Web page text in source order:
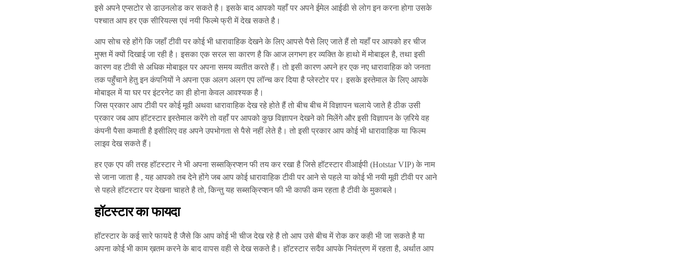
इसे अपने एप्सटोर से डाउनलोड कर सकते है। इसके बाद आपको यहाँ पर अपने ईमेल आईडी से लोग इन करना होगा उसके
पश्चात आप हर एक सीरियल्स एवं नयी फिल्मे फ्री में देख सकते है।
आप सोच रहे होंगे कि जहाँ टीवी पर कोई भी धारावाहिक देखने के लिए आपसे पैसे लिए जाते हैं तो यहाँ पर आपको हर चीज
मुफ्त में क्यों दिखाई जा रही है। इसका एक सरल सा कारण है कि आज लगभग हर व्यक्ति के हाथो में मोबाइल है, तथा इसी
कारण वह टीवी से अधिक मोबाइल पर अपना समय व्यतीत करते हैं। तो इसी कारण अपने हर एक नए धारावाहिक को जनता
तक पहुँचाने हेतु इन कंपनियों ने अपना एक अलग अलग एप लॉन्च कर दिया है प्लेस्टोर पर। इसके इस्तेमाल के लिए आपके
मोबाइल में या घर पर इंटरनेट का ही होना केवल आवश्यक है।
जिस प्रकार आप टीवी पर कोई मूवी अथवा धारावाहिक देख रहे होते हैं तो बीच बीच में विज्ञापन चलाये जाते है ठीक उसी
प्रकार जब आप हॉटस्टार इस्तेमाल करेंगे तो वहाँ पर आपको कुछ विज्ञापन देखने को मिलेंगे और इसी विज्ञापन के ज़रिये वह
कंपनी पैसा कमाती है इसीलिए वह अपने उपभोगता से पैसे नहीं लेते है। तो इसी प्रकार आप कोई भी धारावाहिक या फिल्म
लाइव देख सकते हैं।
हर एक एप की तरह हॉटस्टार ने भी अपना सब्सक्रिप्शन फी तय कर रखा है जिसे हॉटस्टार वीआईपी (Hotstar VIP) के नाम
से जाना जाता है , यह आपको तब देने होंगे जब आप कोई धारावाहिक टीवी पर आने से पहले या कोई भी नयी मूवी टीवी पर आने
से पहले हॉटस्टार पर देखना चाहते है तो, किन्तु यह सब्सक्रिप्शन फी भी काफी कम रहता है टीवी के मुकाबले।
हॉटस्टार का फायदा
हॉटस्टार के कई सारे फायदे है जैसे कि आप कोई भी चीज देख रहे है तो आप उसे बीच में रोक कर कही भी जा सकते है या
अपना कोई भी काम ख़तम करने के बाद वापस वही से देख सकते है। हॉटस्टार सदैव आपके नियंत्रण में रहता है, अर्थात आप